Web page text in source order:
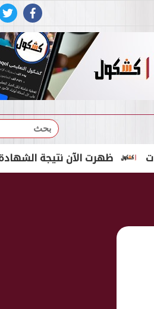
بحث
ظهرت الآن نتيجة الشهادة الإعدادية الدور